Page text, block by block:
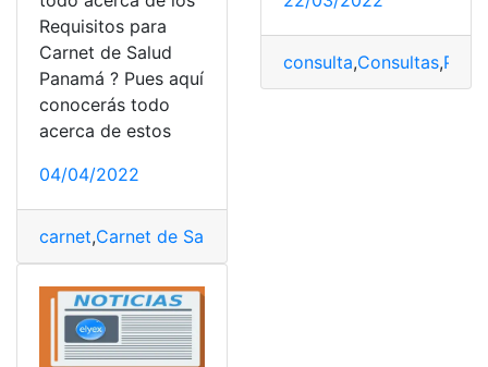
Requisitos para
Carnet de Salud
Panamá ? Pues aquí
conocerás todo
acerca de estos
04/04/2022
carnet,Carnet de Salud Panamá
consulta,Consultas,